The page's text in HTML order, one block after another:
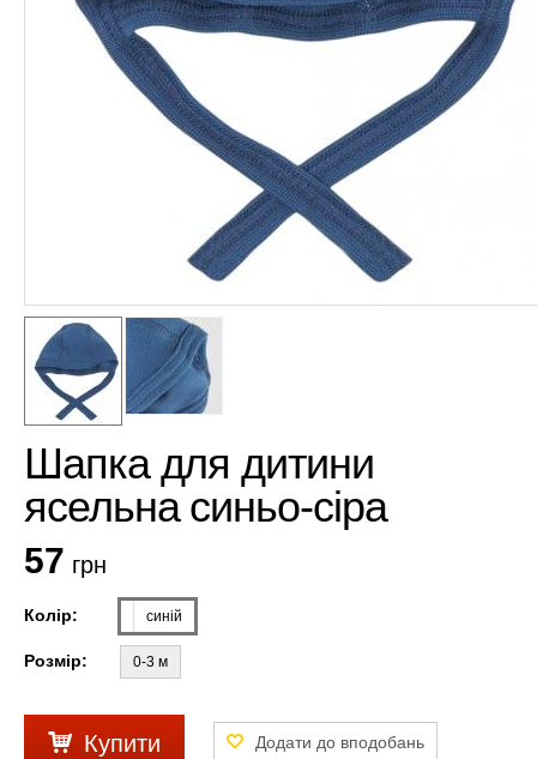
Шапка для дитини
ясельна синьо-сіра
57 грн
Колір: синій
Розмір: 0-3 м
Купити